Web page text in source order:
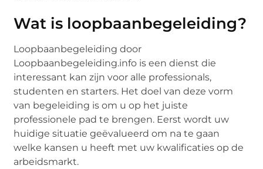
Wat is loopbaanbegeleiding?
Loopbaanbegeleiding door
Loopbaanbegeleiding.info is een dienst die
interessant kan zijn voor alle professionals,
studenten en starters. Het doel van deze vorm
van begeleiding is om u op het juiste
professionele pad te brengen. Eerst wordt uw
huidige situatie geëvalueerd om na te gaan
welke kansen u heeft met uw kwalificaties op de
arbeidsmarkt.